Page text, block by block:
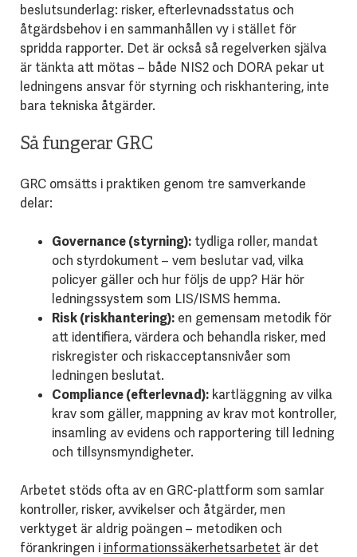
beslutsunderlag: risker, efterlevnadsstatus och
åtgärdsbehov i en sammanhållen vy i stället för
spridda rapporter. Det är också så regelverken själva
är tänkta att mötas – både NIS2 och DORA pekar ut
ledningens ansvar för styrning och riskhantering, inte
bara tekniska åtgärder.
Så fungerar GRC
GRC omsätts i praktiken genom tre samverkande
delar:
Governance (styrning):tydliga roller, mandat
och styrdokument – vem beslutar vad, vilka
policyer gäller och hur följs de upp? Här hör
ledningssystem som LIS/ISMS hemma.
Risk (riskhantering):en gemensam metodik för
att identifiera, värdera och behandla risker, med
riskregister och riskacceptansnivåer som
ledningen beslutat.
Compliance (efterlevnad):kartläggning av vilka
krav som gäller, mappning av krav mot kontroller,
insamling av evidens och rapportering till ledning
och tillsynsmyndigheter.
Arbetet stöds ofta av en GRC-plattform som samlar
kontroller, risker, avvikelser och åtgärder, men
verktyget är aldrig poängen – metodiken och
förankringen i informationssäkerhetsarbetetär det